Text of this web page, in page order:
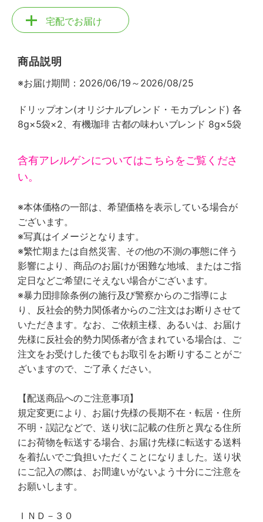
宅配でお届け
商品説明
※お届け期間：2026/06/19～2026/08/25
ドリップオン(オリジナルブレンド・モカブレンド) 各
8g×5袋×2、有機珈琲 古都の味わいブレンド 8g×5袋
含有アレルゲンについてはこちらをご覧くださ
い。
※本体価格の一部は、希望価格を表示している場合が
ございます。
※写真はイメージとなります。
※繁忙期または自然災害、その他の不測の事態に伴う
影響により、商品のお届けが困難な地域、またはご指
定日などご希望にそえない場合がございます。
※暴力団排除条例の施行及び警察からのご指導によ
り、反社会的勢力関係者からのご注文はお断りさせて
いただきます。なお、ご依頼主様、あるいは、お届け
先様に反社会的勢力関係者が含まれている場合は、ご
注文をお受けした後でもお取引をお断りすることがご
ざいますので、ご了承ください。
【配送商品へのご注意事項】
規定変更により、お届け先様の長期不在・転居・住所
不明・誤記などで、送り状に記載の住所と異なる住所
にお荷物を転送する場合、お届け先様に転送する送料
を着払いでご負担いただくことになりました。送り状
にご記入の際は、お間違いがないよう十分にご注意を
お願いします。
ＩＮＤ－３０